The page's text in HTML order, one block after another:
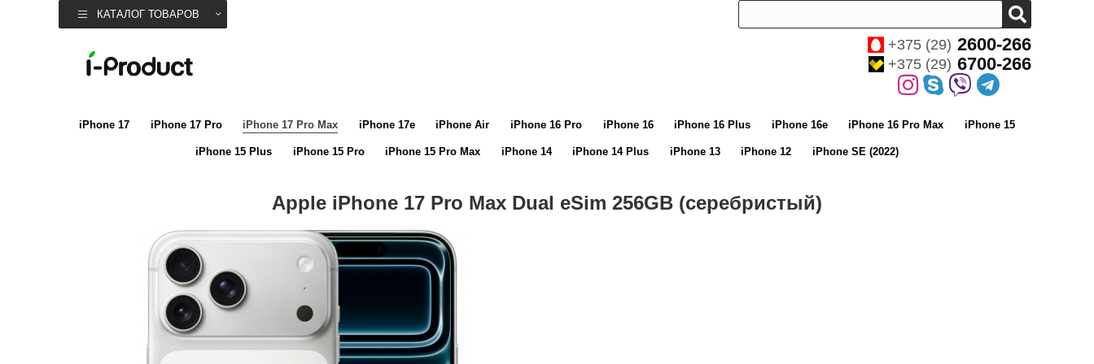
КАТАЛОГ ТОВАРОВ
+375 (29) 2600-266
+375 (29) 6700-266
iPhone 17 iPhone 17 Pro iPhone 17 Pro Max iPhone 17e iPhone Air iPhone 16 Pro iPhone 16 iPhone 16 Plus iPhone 16e iPhone 16 Pro Max iPhone 15
iPhone 15 Plus iPhone 15 Pro iPhone 15 Pro Max iPhone 14 iPhone 14 Plus iPhone 13 iPhone 12 iPhone SE (2022)
Apple iPhone 17 Pro Max Dual eSim 256GB (серебристый)